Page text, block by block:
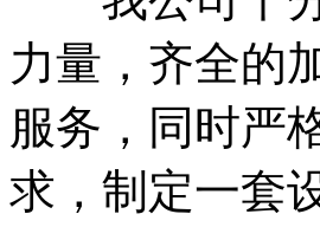
力量，齐全的
服务，同时严
求，制定一套